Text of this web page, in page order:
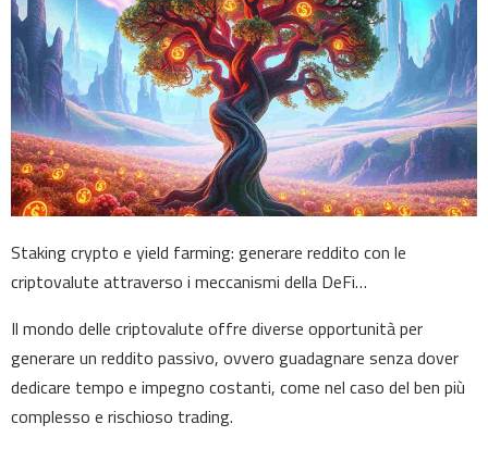
Staking crypto e yield farming: generare reddito con le
criptovalute attraverso i meccanismi della DeFi…
Il mondo delle criptovalute offre diverse opportunità per
generare un reddito passivo, ovvero guadagnare senza dover
dedicare tempo e impegno costanti, come nel caso del ben più
complesso e rischioso trading.